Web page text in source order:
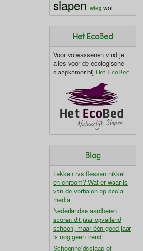
slapen wieg wol
Het EcoBed
Voor volwassenen vind je
alles voor de ecologische
slaapkamer bij Het EcoBed.
Blog
Lekken rvs flessen nikkel
en chroom? Wat er waar is
van de verhalen op social
media
Nederlandse aardbeien
scoren dit jaar opvallend
schoon, maar één goed jaar
is nog geen trend
Schoonheidsslaap of